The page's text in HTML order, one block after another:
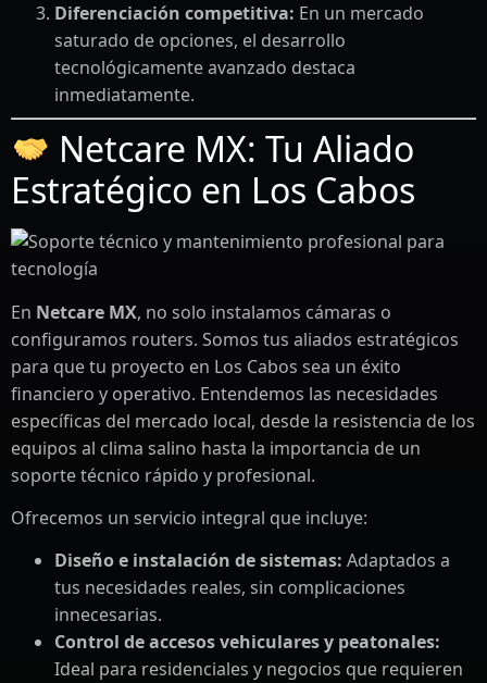
Diferenciación competitiva: En un mercado
saturado de opciones, el desarrollo
tecnológicamente avanzado destaca
inmediatamente.
Netcare MX: Tu Aliado
Estratégico en Los Cabos
En Netcare MX, no solo instalamos cámaras o
configuramos routers. Somos tus aliados estratégicos
para que tu proyecto en Los Cabos sea un éxito
financiero y operativo. Entendemos las necesidades
específicas del mercado local, desde la resistencia de los
equipos al clima salino hasta la importancia de un
soporte técnico rápido y profesional.
Ofrecemos un servicio integral que incluye:
Diseño e instalación de sistemas: Adaptados a
tus necesidades reales, sin complicaciones
innecesarias.
Control de accesos vehiculares y peatonales:
Ideal para residenciales y negocios que requieren